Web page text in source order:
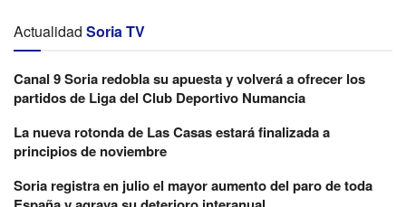
Actualidad Soria TV
Canal 9 Soria redobla su apuesta y volverá a ofrecer los
partidos de Liga del Club Deportivo Numancia
La nueva rotonda de Las Casas estará finalizada a
principios de noviembre
Soria registra en julio el mayor aumento del paro de toda